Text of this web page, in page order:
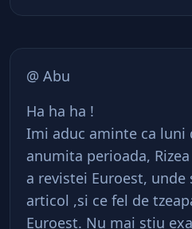
@ Abu
Ha ha ha !
Imi aduc aminte ca luni
anumita perioada,
a revistei Euroest,
articol ,si ce fel de
Euroest. Nu mai stiu